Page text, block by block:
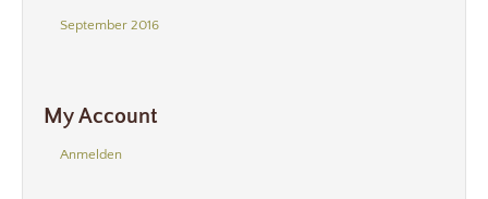
September 2016
My Account
Anmelden